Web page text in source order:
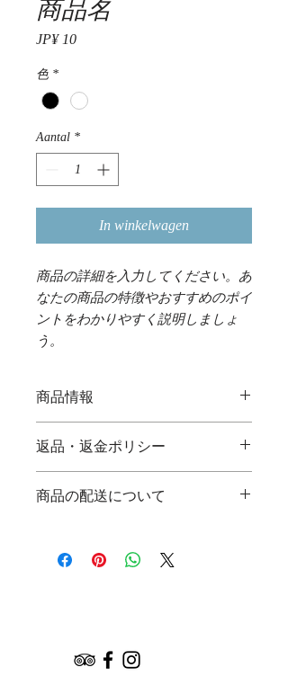
商品名
JP¥ 10Prijs
色 *
Aantal *
In winkelwagen
商品の詳細を入力してください。あ
なたの商品の特徴やおすすめのポイ
ントをわかりやすく説明しましょ
う。
商品情報
ズ、素材、取扱説明に加え、商品の特
徴やおすすめのポイントなどを説明し
ましょう。
返品・返金ポリシー
商品にご満足いただけなかった場合の
で、お客様の信頼を獲得し、安心して
商品の配送について
ど、商品の配送に関する情報を入力し
てください。配送情報を明確にするこ